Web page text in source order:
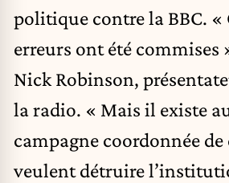
politique contre la BBC. «
erreurs ont été commises
Nick Robinson,
la radio. « Mais il existe
campagne coordonnée
veulent détruire